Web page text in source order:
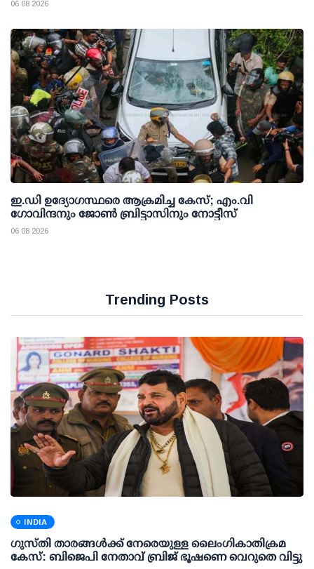
06 08 2026
ഇ.ഡി ഉദ്യോഗസ്ഥരെ ആക്രമിച്ച കേസ്; എം.വി
ഗോവിന്ദനും ജോണ്‍ ബ്രിട്ടാസിനും നോട്ടീസ്
06 08 2026
Trending Posts
INDIA
ഗുസ്തി താരങ്ങള്‍ക്ക് നേരെയുള്ള ലൈംഗികാതിക്രമ
കേസ്: ബിജെപി നേതാവ് ബ്രിജ് ഭൂഷണെ വെറുതെ വിട്ടു